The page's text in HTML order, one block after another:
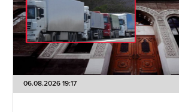
06.08.2026 19:17